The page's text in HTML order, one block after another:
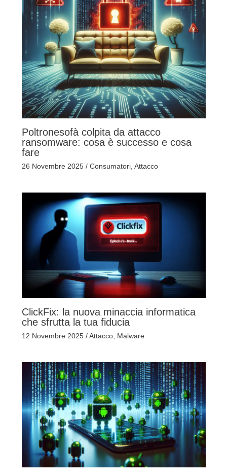
Poltronesofà colpita da attacco
ransomware: cosa è successo e cosa
fare
26 Novembre 2025 / Consumatori, Attacco
ClickFix: la nuova minaccia informatica
che sfrutta la tua fiducia
12 Novembre 2025 /Attacco, Malware